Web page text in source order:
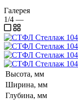
Галерея
1/4 —
Высота, мм
Ширина, мм
Глубина, мм